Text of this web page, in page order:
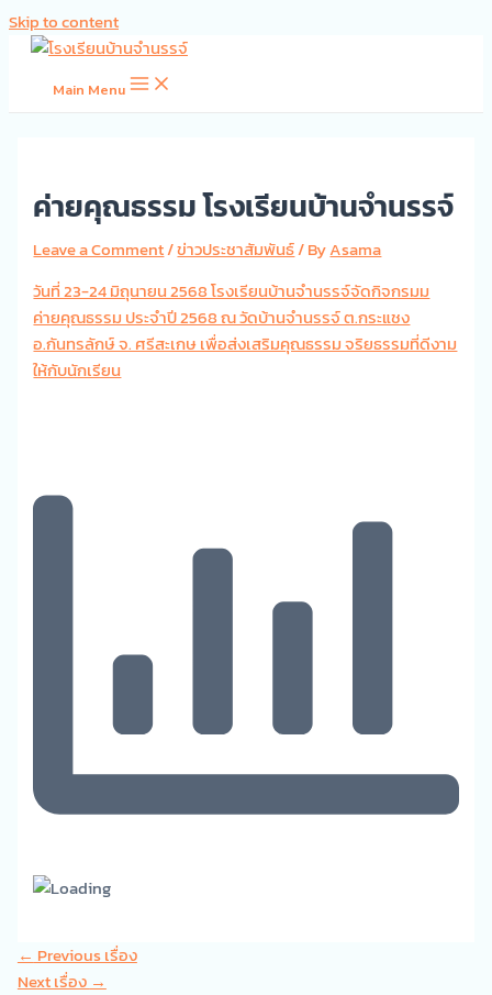
Skip to content
Main Menu
ค่ายคุณธรรม โรงเรียนบ้านจำนรรจ์
Leave a Comment/ข่าวประชาสัมพันธ์/ ByAsama
วันที่ 23-24 มิถุนายน 2568 โรงเรียนบ้านจำนรรจ์จัดกิจกรมม
ค่ายคุณธรรม ประจำปี 2568 ณ วัดบ้านจำนรรจ์ ต.กระแชง
อ.กันทรลักษ์ จ. ศรีสะเกษ เพื่อส่งเสริมคุณธรรม จริยธรรมที่ดีงาม
ให้กับนักเรียน
← Previous เรื่อง
Next เรื่อง →